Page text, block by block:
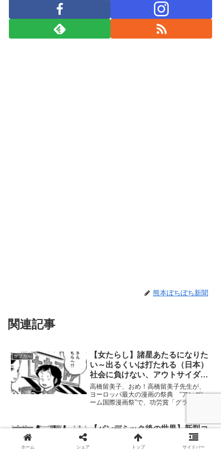
熊本ぼちぼち新聞
関連記事
サブカル
【女たらし】諸星あたるになりた
い～出るくいは打たれる（日本）
社会に負けない、アウトサイダー
や変人にチャンスを！
高橋留美子、おめ！高橋留美子先生が、
ヨーロッパ最大の漫画の祭典 “アングレ
ーム国際漫画祭”で、功労賞「グランプ
典 “アングレーム国際漫画祭”にて、漫画
の発展に大きく貢献した...
サブカル
【パンデミック後の世界】新型コ
ロナウィルス禍の今読む、藤子・
F・不二雄のSF短編『流血鬼』の
ホーム シェア トップ サイドバー